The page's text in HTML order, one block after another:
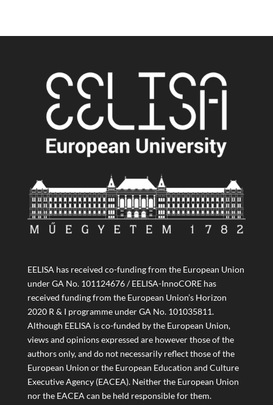
EELISA has received co-funding from the European Union
under GA No. 101124676 / EELISA-InnoCORE has
received funding from the European Union’s Horizon
2020 R & I programme under GA No. 101035811.
Although EELISA is co-funded by the European Union,
views and opinions expressed are however those of the
authors only, and do not necessarily reflect those of the
European Union or the European Education and Culture
Executive Agency (EACEA). Neither the European Union
nor the EACEA can be held responsible for them.